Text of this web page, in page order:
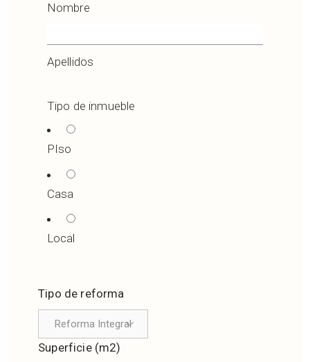
Nombre
Apellidos
Tipo de inmueble
PIso
Casa
Local
Tipo de reforma
Superficie (m2)